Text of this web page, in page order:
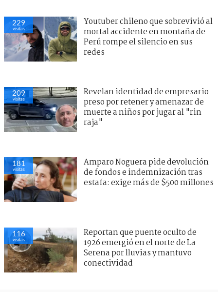
229
visitas
Youtuber chileno que sobrevivió al
mortal accidente en montaña de
Perú rompe el silencio en sus
redes
209
visitas
Revelan identidad de empresario
preso por retener y amenazar de
muerte a niños por jugar al "rin
raja"
181
visitas
Amparo Noguera pide devolución
de fondos e indemnización tras
estafa: exige más de $500 millones
116
visitas
Reportan que puente oculto de
1926 emergió en el norte de La
Serena por lluvias y mantuvo
conectividad